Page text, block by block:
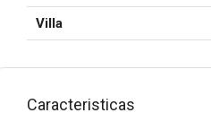
Villa
Caracteristicas